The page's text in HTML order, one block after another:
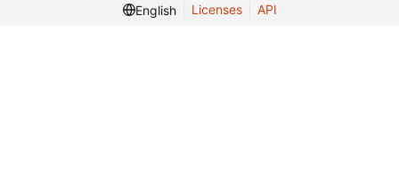
English
Licenses API